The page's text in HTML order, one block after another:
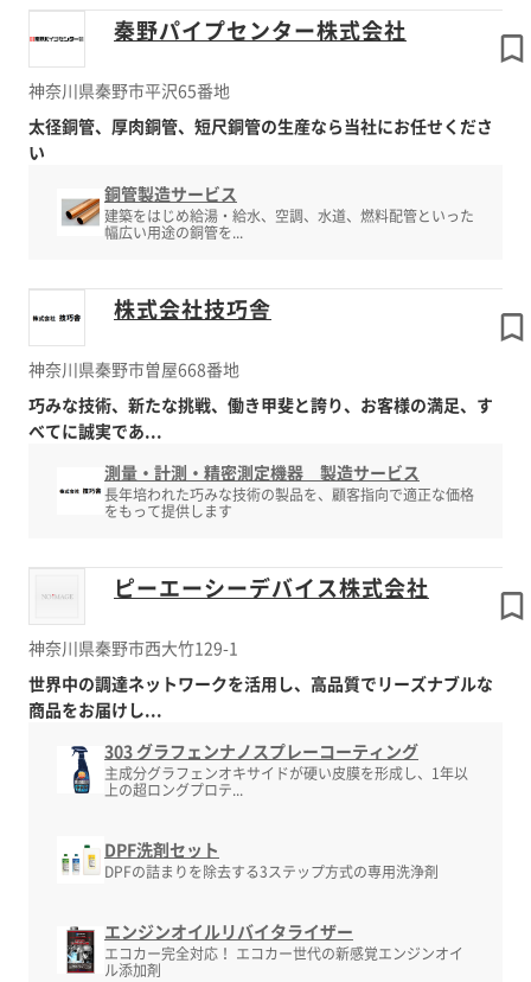
秦野パイプセンター株式会社
神奈川県秦野市平沢65番地
太径銅管、厚肉銅管、短尺銅管の生産なら当社にお任せくださ
い
銅管製造サービス
建築をはじめ給湯・給水、空調、水道、燃料配管といった
幅広い用途の銅管を...
株式会社技巧舎
神奈川県秦野市曽屋668番地
巧みな技術、新たな挑戦、働き甲斐と誇り、お客様の満足、す
べてに誠実であ...
測量・計測・精密測定機器 製造サービス
長年培われた巧みな技術の製品を、顧客指向で適正な価格
をもって提供します
ピーエーシーデバイス株式会社
神奈川県秦野市西大竹129-1
世界中の調達ネットワークを活用し、高品質でリーズナブルな
商品をお届けし...
303 グラフェンナノスプレーコーティング
主成分グラフェンオキサイドが硬い皮膜を形成し、1年以
上の超ロングプロテ...
DPF洗剤セット
DPFの詰まりを除去する3ステップ方式の専用洗浄剤
エンジンオイルリバイタライザー
エコカー完全対応！ エコカー世代の新感覚エンジンオイ
ル添加剤